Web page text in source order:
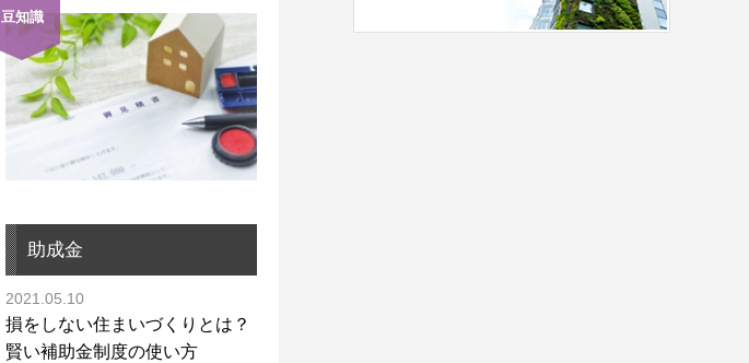
豆知識
助成金
2021.05.10
損をしない住まいづくりとは？
賢い補助金制度の使い方